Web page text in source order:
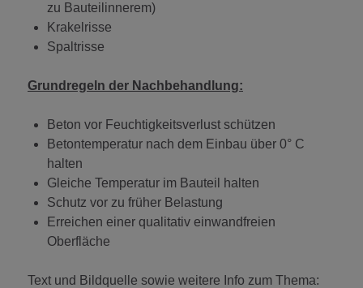
zu Bauteilinnerem)
Krakelrisse
Spaltrisse
Grundregeln der Nachbehandlung:
Beton vor Feuchtigkeitsverlust schützen
Betontemperatur nach dem Einbau über 0° C
halten
Gleiche Temperatur im Bauteil halten
Schutz vor zu früher Belastung
Erreichen einer qualitativ einwandfreien
Oberfläche
Text und Bildquelle sowie weitere Info zum Thema: